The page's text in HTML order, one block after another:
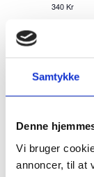
Samtykke
Denne
Vi bruger
annoncer, til at
340 Kr
FRE
23